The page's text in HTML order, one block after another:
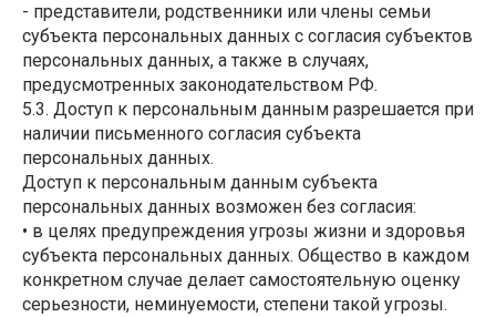
- представители, родственники или члены семьи
субъекта персональных данных с согласия субъектов
персональных данных, а также в случаях,
предусмотренных законодательством РФ.
5.3. Доступ к персональным данным разрешается при
наличии письменного согласия субъекта
персональных данных.
Доступ к персональным данным субъекта
персональных данных возможен без согласия:
• в целях предупреждения угрозы жизни и здоровья
субъекта персональных данных. Общество в каждом
конкретном случае делает самостоятельную оценку
серьезности, неминуемости, степени такой угрозы.